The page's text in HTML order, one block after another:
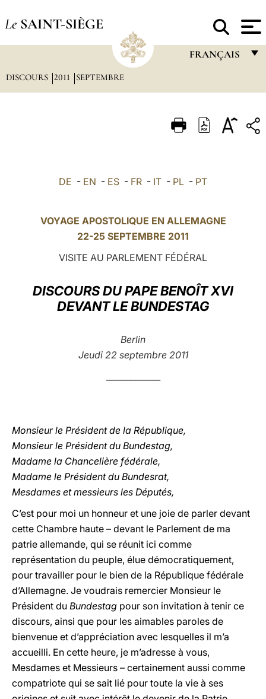
Le SAINT-SIÈGE
FRANÇAIS
ITALIANO
POLSKI
中文
LATINE
DISCOURS 2011 SEPTEMBRE
DE - EN - ES - FR - IT - PL - PT
VOYAGE APOSTOLIQUE EN ALLEMAGNE
22-25 SEPTEMBRE 2011
VISITE AU PARLEMENT FÉDÉRAL
DISCOURS DU PAPE BENOÎT XVI
DEVANT LE BUNDESTAG
Berlin
Jeudi 22 septembre 2011
Monsieur le Président de la République,
Monsieur le Président du Bundestag,
Madame la Chancelière fédérale,
Madame le Président du Bundesrat,
Mesdames et messieurs les Députés,
C’est pour moi un honneur et une joie de parler devant
cette Chambre haute – devant le Parlement de ma
patrie allemande, qui se réunit ici comme
représentation du peuple, élue démocratiquement,
pour travailler pour le bien de la République fédérale
d’Allemagne. Je voudrais remercier Monsieur le
Président du Bundestag pour son invitation à tenir ce
discours, ainsi que pour les aimables paroles de
bienvenue et d’appréciation avec lesquelles il m’a
accueilli. En cette heure, je m’adresse à vous,
Mesdames et Messieurs – certainement aussi comme
compatriote qui se sait lié pour toute la vie à ses